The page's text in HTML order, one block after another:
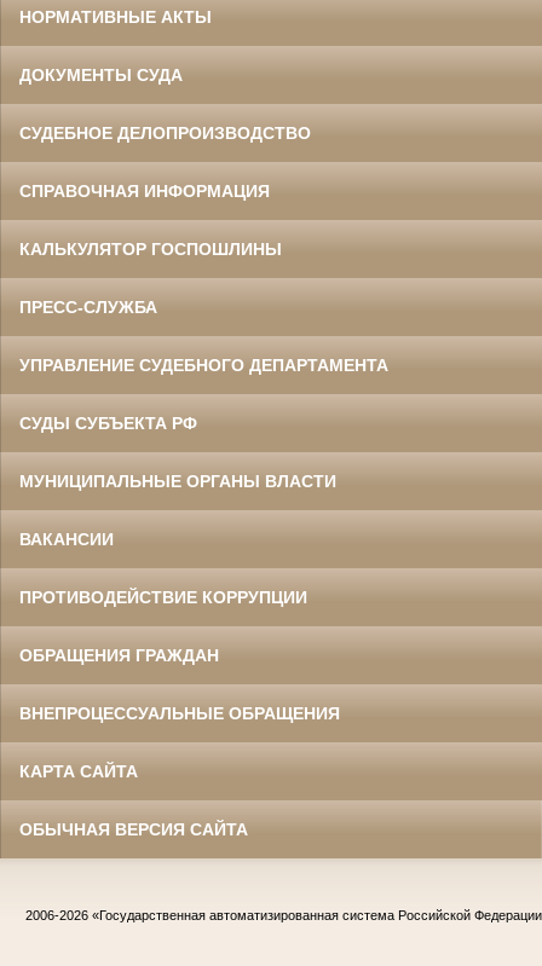
НОРМАТИВНЫЕ АКТЫ
ДОКУМЕНТЫ СУДА
СУДЕБНОЕ ДЕЛОПРОИЗВОДСТВО
СПРАВОЧНАЯ ИНФОРМАЦИЯ
КАЛЬКУЛЯТОР ГОСПОШЛИНЫ
ПРЕСС-СЛУЖБА
УПРАВЛЕНИЕ СУДЕБНОГО ДЕПАРТАМЕНТА
СУДЫ СУБЪЕКТА РФ
МУНИЦИПАЛЬНЫЕ ОРГАНЫ ВЛАСТИ
ВАКАНСИИ
ПРОТИВОДЕЙСТВИЕ КОРРУПЦИИ
ОБРАЩЕНИЯ ГРАЖДАН
ВНЕПРОЦЕССУАЛЬНЫЕ ОБРАЩЕНИЯ
КАРТА САЙТА
ОБЫЧНАЯ ВЕРСИЯ САЙТА
2006-2026 «Государственная автоматизированная система Российской